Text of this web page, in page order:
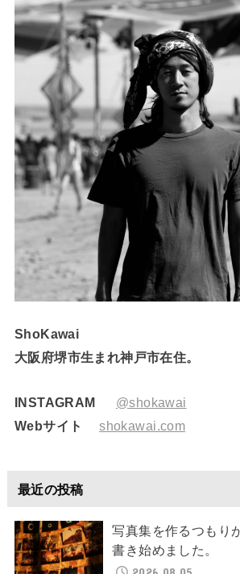
ShoKawai
大阪府堺市生まれ神戸市在住。
INSTAGRAM
@shokawai
Webサイト
shokawai.com
最近の投稿
写真集を作るつもり
書き始めました。